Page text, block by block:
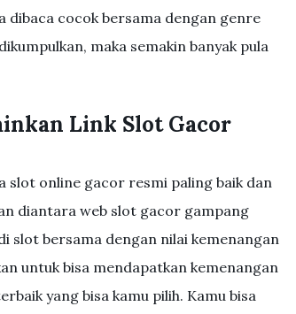
dibaca cocok bersama dengan genre
maka semakin banyak pula
Link Slot Gacor
slot online gacor resmi paling baik dan
diantara web slot gacor gampang
slot bersama dengan nilai kemenangan
untuk bisa mendapatkan kemenangan
yang bisa kamu pilih. Kamu bisa